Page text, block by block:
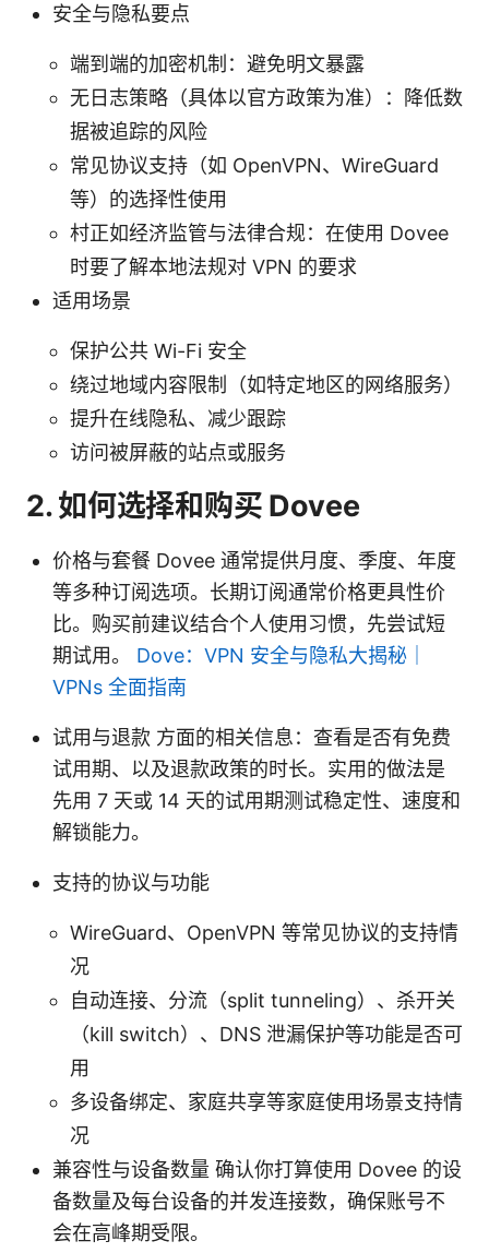
安全与隐私要点
端到端的加密机制：避免明文暴露
无日志策略（具体以官方政策为准）：降低数
据被追踪的风险
常见协议支持（如 OpenVPN、WireGuard
等）的选择性使用
村正如经济监管与法律合规：在使用 Dovee
时要了解本地法规对 VPN 的要求
适用场景
保护公共 Wi-Fi 安全
绕过地域内容限制（如特定地区的网络服务）
提升在线隐私、减少跟踪
访问被屏蔽的站点或服务
2. 如何选择和购买 Dovee
价格与套餐 Dovee 通常提供月度、季度、年度
等多种订阅选项。长期订阅通常价格更具性价
比。购买前建议结合个人使用习惯，先尝试短
期试用。 Dove：VPN 安全与隐私大揭秘｜
VPNs 全面指南
试用与退款 方面的相关信息：查看是否有免费
试用期、以及退款政策的时长。实用的做法是
先用 7 天或 14 天的试用期测试稳定性、速度和
解锁能力。
支持的协议与功能
WireGuard、OpenVPN 等常见协议的支持情
况
自动连接、分流（split tunneling）、杀开关
（kill switch）、DNS 泄漏保护等功能是否可
用
多设备绑定、家庭共享等家庭使用场景支持情
况
兼容性与设备数量 确认你打算使用 Dovee 的设
备数量及每台设备的并发连接数，确保账号不
会在高峰期受限。